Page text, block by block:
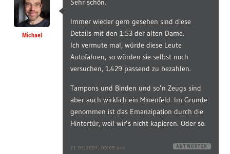
Michael
Sehr schön.
Immer wieder gern gesehen sind diese
Details mit den 1.53 der alten Dame.
Ich vermute mal, würde diese Leute
Autofahren, so würden sie selbst noch
versuchen, 1.429 passend zu bezahlen.
Tampons und Binden und so’n Zeugs sind
aber auch wirklich ein Minenfeld. Im Grunde
genommen ist das Emanzipation durch die
Hintertür, weil wir’s nicht kapieren. Oder so.
21.05.2007, 09:09 Uhr ANTWORTEN